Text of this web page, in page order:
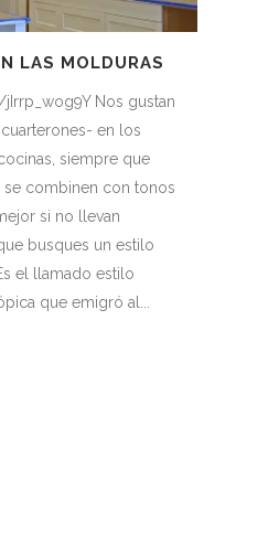
LAS MOLDURAS
Nos gustan
en los
siempre que
se combinen con tonos
si no llevan
busques un estilo
el llamado estilo
que emigró al...